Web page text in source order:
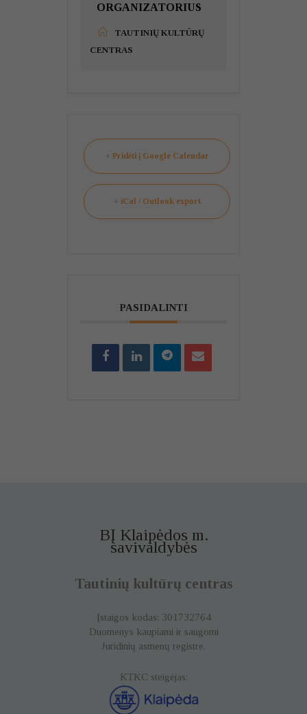
ORGANIZATORIUS
TAUTINIŲ KULTŪRŲ
CENTRAS
+ Pridėti į Google Calendar
+ iCal / Outlook export
PASIDALINTI
BĮ Klaipėdos m.
savivaldybės
Tautinių kultūrų centras
Įstaigos kodas: 301732764
Duomenys kaupiami ir saugomi
Juridinių asmenų registre.
KTKC steigėjas: